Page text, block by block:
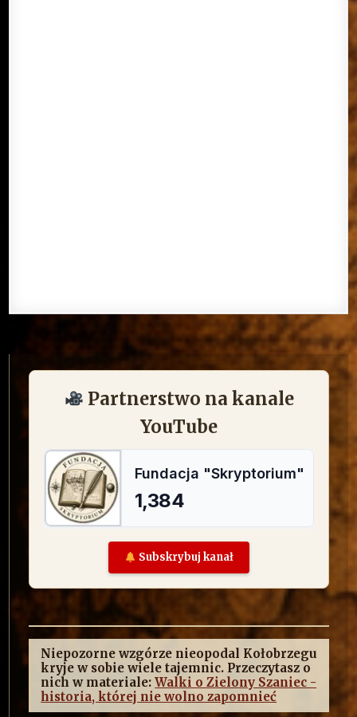
Partnerstwo na kanale
YouTube
Subskrybuj kanał
Niepozorne wzgórze nieopodal Kołobrzegu
kryje w sobie wiele tajemnic. Przeczytasz o
nich w materiale:Walki o Zielony Szaniec -
historia, której nie wolno zapomnieć